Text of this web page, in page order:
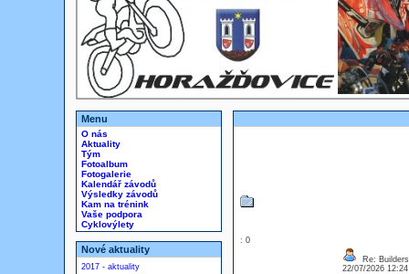
Menu
O nás
Aktuality
Tým
Fotoalbum
Fotogalerie
Kalendář závodů
Výsledky závodů
Kam na trénink
Vaše podpora
Cyklovýlety
Nové aktuality
2017 - aktuality
: 0
Re:
22/07/2026